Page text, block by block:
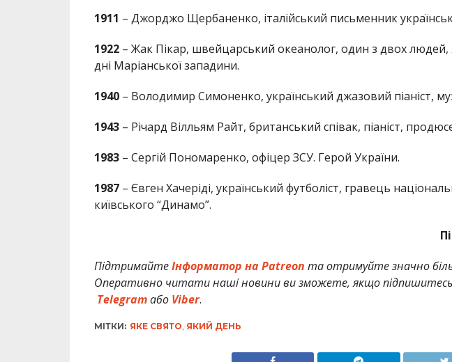
1911 – Джорджо Щербаненко, італійський письменник
1922– Жак Пікар, швейцарський океанолог, один з двох людей,
дні Маріанської западини.
1940– Володимир Симоненко, український джазовий піаніст,
1943– Річард Вілльям Райт, британський співак, піаніст,
1983– Сергій Пономаренко, офіцер ЗСУ. Герой України.
1987– Євген Хачеріді, український футболіст, гравець
київського “Динамо”.
ПідтримайтеІнформатор на Patreon та отримуйте значно
Оперативно читати наші новини ви зможете, якщо
Telegramабо Viber.
МІТКИ: ЯКЕ СВЯТО, ЯКИЙ ДЕНЬ